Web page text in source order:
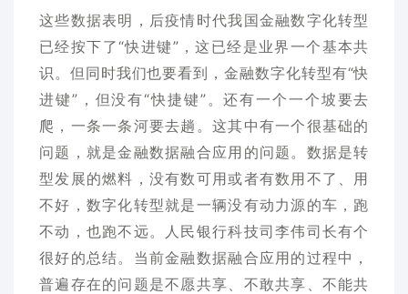
这些数据表明，后疫情时代我国金融数字化转型
已经按下了“快进键”，这已经是业界一个基本共
识。但同时我们也要看到，金融数字化转型有“快
进键”，但没有“快捷键”。还有一个一个坡要去
爬，一条一条河要去趟。这其中有一个很基础的
问题，就是金融数据融合应用的问题。数据是转
型发展的燃料，没有数可用或者有数用不了、用
不好，数字化转型就是一辆没有动力源的车，跑
不动，也跑不远。人民银行科技司李伟司长有个
很好的总结。当前金融数据融合应用的过程中，
普遍存在的问题是不愿共享、不敢共享、不能共